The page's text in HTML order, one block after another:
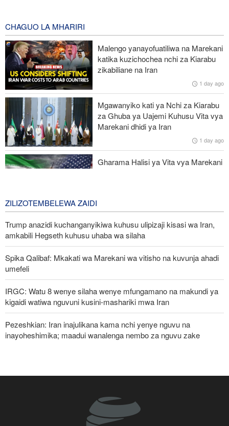
Mkuu wa Mossad awatimua maafisa wawili wakuu kwa kufeli
mpango wa kuipindua serikali ya Iran
Wabunge wa Uganda watilia shaka uamuzi wa serikali kutaka
kupeleka wanajeshi Ghaza
Miaka 81 baada ya US kuishambulia Hiroshima, Katibu Mkuu wa
UN ataka silaha za nyuklia ziangamizwe
Watetezi wa Palestina washinda katika uteuzi wa wagombea wa
Democratic wa uchaguzi wa US
CHAGUO LA MHARIRI
Malengo yanayofuatiliwa na Marekani
katika kuzichochea nchi za Kiarabu
zikabiliane na Iran
1 day ago
Mgawanyiko kati ya Nchi za Kiarabu
za Ghuba ya Uajemi Kuhusu Vita vya
Marekani dhidi ya Iran
1 day ago
Gharama Halisi ya Vita vya Marekani
ZILIZOTEMBELEWA ZAIDI
Trump anazidi kuchanganyikiwa kuhusu ulipizaji kisasi wa Iran,
amkabili Hegseth kuhusu uhaba wa silaha
Spika Qalibaf: Mkakati wa Marekani wa vitisho na kuvunja ahadi
umefeli
IRGC: Watu 8 wenye silaha wenye mfungamano na makundi ya
kigaidi watiwa nguvuni kusini-mashariki mwa Iran
Pezeshkian: Iran inajulikana kama nchi yenye nguvu na
inayoheshimika; maadui wanalenga nembo za nguvu zake